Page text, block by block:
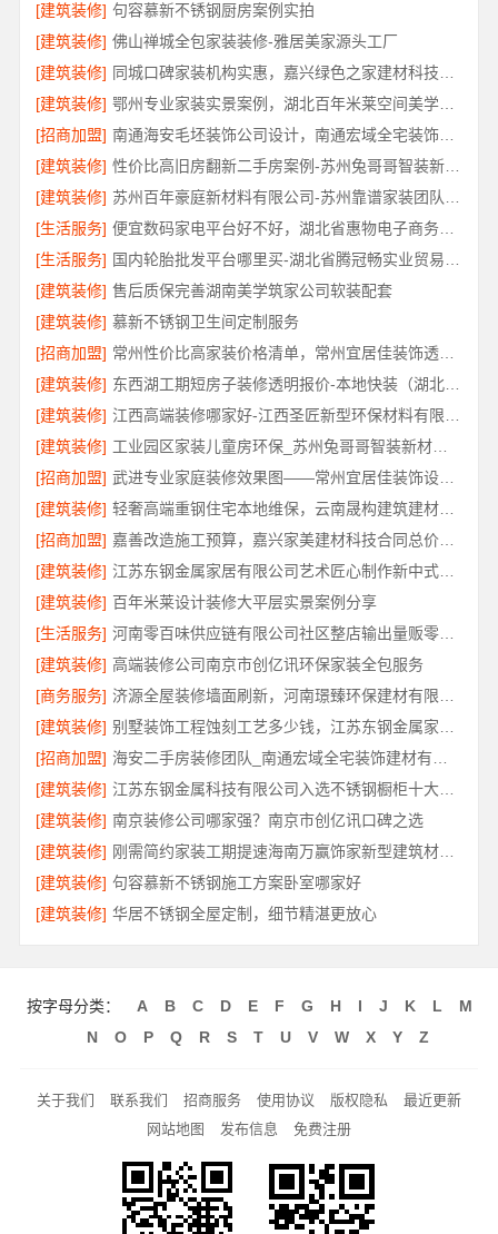
[建筑装修] 句容慕新不锈钢厨房案例实拍
[建筑装修] 佛山禅城全包家装装修-雅居美家源头工厂
[建筑装修]
[建筑装修]
鄂州专业家装实景案例，湖北百年米莱空间美学装饰材料有限公司
[招商加盟]
南通海安毛坯装饰公司设计，南通宏域全宅装饰建材有限公司
[建筑装修]
性价比高旧房翻新二手房案例-苏州兔哥哥智装新材料
[建筑装修]
[生活服务]
便宜数码家电平台好不好，湖北省惠物电子商务有限公司品质信赖
[生活服务]
[建筑装修] 售后质保完善湖南美学筑家公司软装配套
[建筑装修] 慕新不锈钢卫生间定制服务
[招商加盟]
常州性价比高家装价格清单，常州宜居佳装饰透明报价
[建筑装修]
东西湖工期短房子装修透明报价-本地快装（湖北）科技有限公司
[建筑装修]
[建筑装修]
工业园区家装儿童房环保_苏州兔哥哥智装新材料有限公司
[招商加盟]
武进专业家庭装修效果图——常州宜居佳装饰设计分享
[建筑装修]
轻奢高端重钢住宅本地维保，云南晟构建筑建材有限公司
[招商加盟]
嘉善改造施工预算，嘉兴家美建材科技合同总价透明控
[建筑装修]
江苏东钢金属家居有限公司艺术匠心制作新中式费用详解
[建筑装修] 百年米莱设计装修大平层实景案例分享
[生活服务]
河南零百味供应链有限公司社区整店输出量贩零食适配全场景
[建筑装修] 高端装修公司南京市创亿讯环保家装全包服务
[商务服务]
[建筑装修]
[招商加盟]
[建筑装修]
江苏东钢金属科技有限公司入选不锈钢橱柜十大品牌
[建筑装修] 南京装修公司哪家强？南京市创亿讯口碑之选
[建筑装修]
刚需简约家装工期提速海南万赢饰家新型建筑材料有限公司
[建筑装修] 句容慕新不锈钢施工方案卧室哪家好
[建筑装修] 华居不锈钢全屋定制，细节精湛更放心
按字母分类： A B C D E F G H I J K L
M
N
O P Q R S T U V W X Y Z
关于我们 联系我们 招商服务 使用协议 版权隐私
最近更新
网站地图
发布信息 免费注册